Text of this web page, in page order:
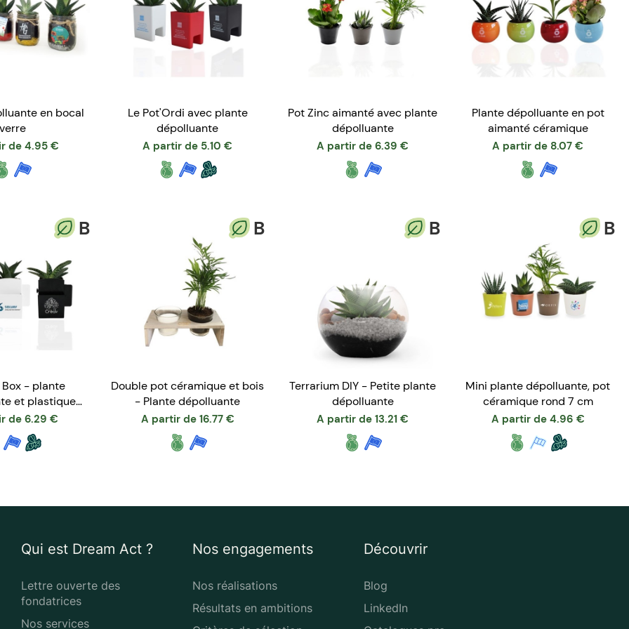
en bocal
de 4.95 €
Le Pot'Ordi avec plante
dépolluante
A partir de 5.10 €
Pot Zinc aimanté avec plante
dépolluante
A partir de 6.39 €
Plante dépolluante en pot
aimanté céramique
A partir de 8.07 €
B
- plante
et plastique
de 6.29 €
B
Double pot céramique et bois
- Plante dépolluante
A partir de 16.77 €
B
Terrarium DIY - Petite plante
dépolluante
A partir de 13.21 €
B
Mini plante dépolluante, pot
céramique rond 7 cm
A partir de 4.96 €
Qui est Dream Act ?
Lettre ouverte des
fondatrices
Nos services
Nos engagements
Nos réalisations
Résultats en ambitions
Découvrir
Blog
LinkedIn